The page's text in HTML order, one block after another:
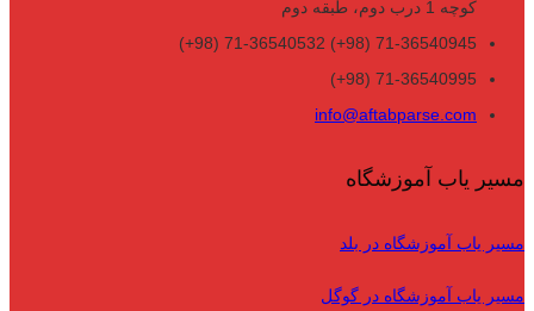
کوچه 1 درب دوم، طبقه دوم
71-36540945 (98+) 71-36540532 (98+)
71-36540995 (98+)
info@aftabparse.com
مسیر یاب آموزشگاه
مسیر یاب آموزشگاه در بلد
مسیر یاب آموزشگاه در گوگل